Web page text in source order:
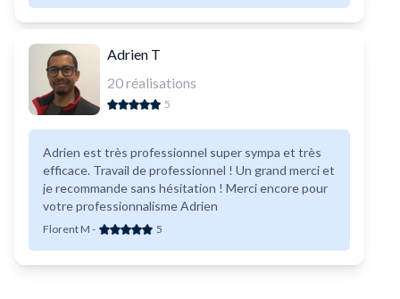
Adrien T
20réalisations
5
Adrien est très professionnel super sympa et très
efficace. Travail de professionnel ! Un grand merci et
je recommande sans hésitation ! Merci encore pour
votre professionnalisme Adrien
Florent M - 5